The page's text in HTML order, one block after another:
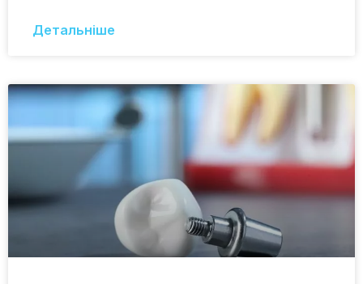
Детальніше